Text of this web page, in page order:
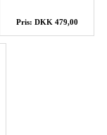
Pris: DKK 479,00